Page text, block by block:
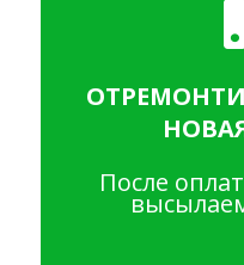
После